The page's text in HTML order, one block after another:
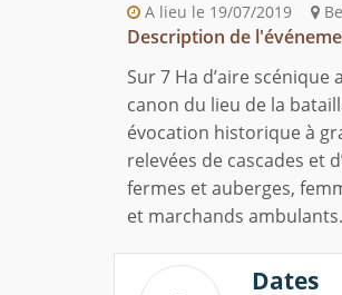
A lieu le 19/07/2019
Description de
Sur 7 Ha d’aire
canon du lieu de la
évocation historique à
relevées de cascades et
fermes et auberges,
et marchands ambulants.
Dates